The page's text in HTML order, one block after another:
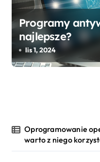
Programy
najlepsze?
lis 1, 2024
Oprogramowanie
warto z niego